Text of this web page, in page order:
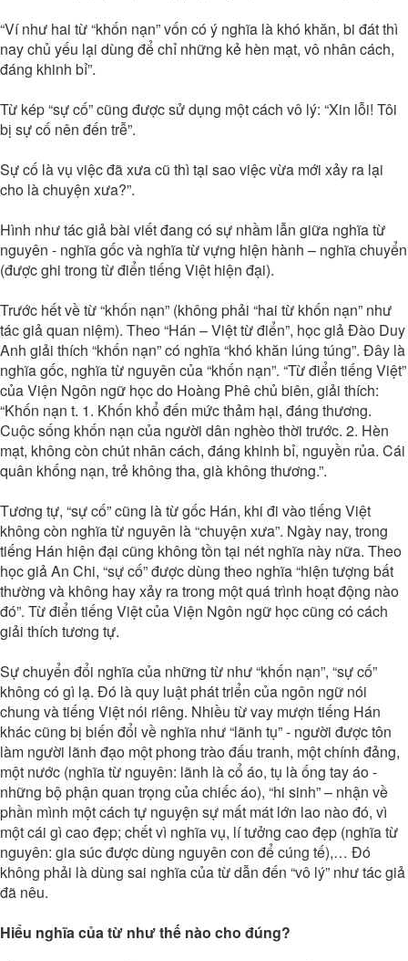
“Ví như hai từ “khốn nạn” vốn có ý nghĩa là khó khăn, bi đát thì
nay chủ yếu lại dùng để chỉ những kẻ hèn mạt, vô nhân cách,
đáng khinh bỉ”.
Từ kép “sự cố” cũng được sử dụng một cách vô lý: “Xin lỗi! Tôi
bị sự cố nên đến trễ”.
Sự cố là vụ việc đã xưa cũ thì tại sao việc vừa mới xảy ra lại
cho là chuyện xưa?”.
Hình như tác giả bài viết đang có sự nhầm lẫn giữa nghĩa từ
nguyên - nghĩa gốc và nghĩa từ vựng hiện hành – nghĩa chuyển
(được ghi trong từ điển tiếng Việt hiện đại).
Trước hết về từ “khốn nạn” (không phải “hai từ khốn nạn” như
tác giả quan niệm). Theo “Hán – Việt từ điển”, học giả Đào Duy
Anh giải thích “khốn nạn” có nghĩa “khó khăn lúng túng”. Đây là
nghĩa gốc, nghĩa từ nguyên của “khốn nạn”. “Từ điển tiếng Việt”
của Viện Ngôn ngữ học do Hoàng Phê chủ biên, giải thích:
“Khốn nạn t. 1. Khốn khổ đến mức thảm hại, đáng thương.
Cuộc sống khốn nạn của người dân nghèo thời trước. 2. Hèn
mạt, không còn chút nhân cách, đáng khinh bỉ, nguyền rủa. Cái
quân khống nạn, trẻ không tha, già không thương.”.
Tương tự, “sự cố” cũng là từ gốc Hán, khi đi vào tiếng Việt
không còn nghĩa từ nguyên là “chuyện xưa”. Ngày nay, trong
tiếng Hán hiện đại cũng không tồn tại nét nghĩa này nữa. Theo
học giả An Chi, “sự cố” được dùng theo nghĩa “hiện tượng bất
thường và không hay xảy ra trong một quá trình hoạt động nào
đó”. Từ điển tiếng Việt của Viện Ngôn ngữ học cũng có cách
giải thích tương tự.
Sự chuyển đổi nghĩa của những từ như “khốn nạn”, “sự cố”
không có gì lạ. Đó là quy luật phát triển của ngôn ngữ nói
chung và tiếng Việt nói riêng. Nhiều từ vay mượn tiếng Hán
khác cũng bị biến đổi về nghĩa như “lãnh tụ” - người được tôn
làm người lãnh đạo một phong trào đấu tranh, một chính đảng,
một nước (nghĩa từ nguyên: lãnh là cổ áo, tụ là ống tay áo -
những bộ phận quan trọng của chiếc áo), “hi sinh” – nhận về
phần mình một cách tự nguyện sự mất mát lớn lao nào đó, vì
một cái gì cao đẹp; chết vì nghĩa vụ, lí tưởng cao đẹp (nghĩa từ
nguyên: gia súc được dùng nguyên con để cúng tế),… Đó
không phải là dùng sai nghĩa của từ dẫn đến “vô lý” như tác giả
đã nêu.
Hiểu nghĩa của từ như thế nào cho đúng?